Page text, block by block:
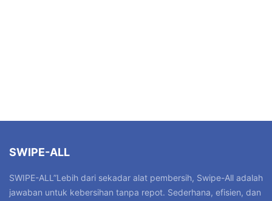
SWIPE-ALL
SWIPE-ALL”Lebih dari sekadar alat pembersih, Swipe-All adalah
jawaban untuk kebersihan tanpa repot. Sederhana, efisien, dan